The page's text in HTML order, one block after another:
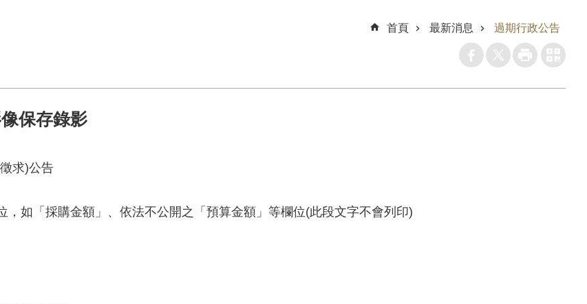
首頁 最新消息 過期行政公告
保存錄影
求)公告
，如「採購金額」、依法不公開之「預算金額」等欄位(此段文字不會列印)